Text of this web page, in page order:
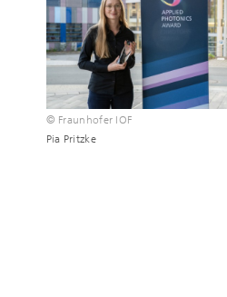
© Fraunhofer IOF
Pia Pritzke